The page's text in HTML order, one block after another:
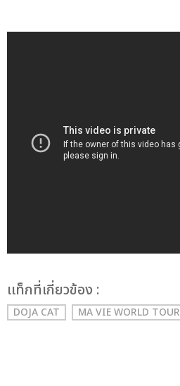
เเท็กที่เกี่ยวข้อง :
DOJA CAT MA VIE WORLD TOUR